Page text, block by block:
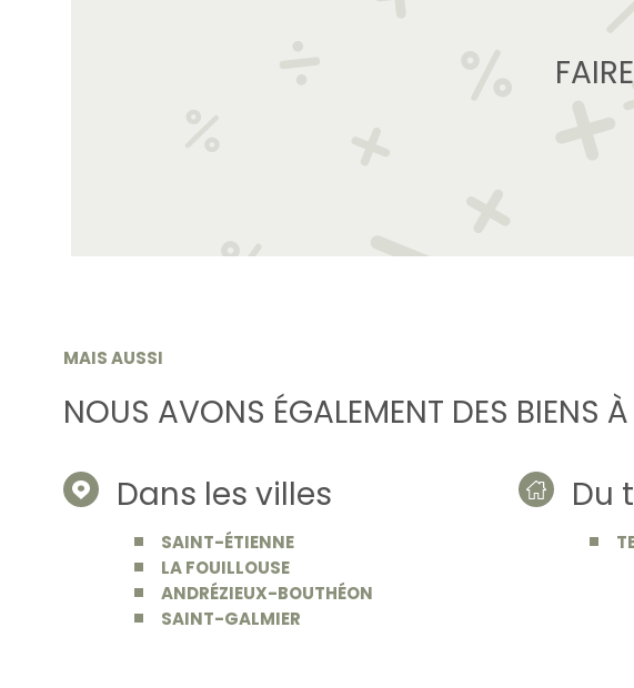
MAIS AUSSI
NOUS AVONS ÉGALEMENT DES BIENS
Dans les villes
SAINT-ÉTIENNE
LA FOUILLOUSE
ANDRÉZIEUX-BOUTHÉON
SAINT-GALMIER
Du